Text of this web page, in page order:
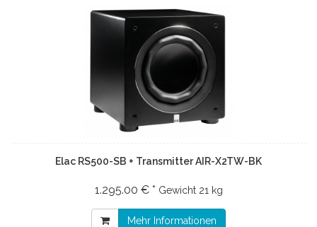
Elac RS500-SB + Transmitter AIR-X2TW-BK
1.295.00 € * Gewicht 21 kg
Mehr Informationen